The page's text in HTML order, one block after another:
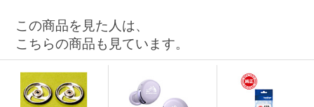
この商品を見た人は、
こちらの商品も見ています。